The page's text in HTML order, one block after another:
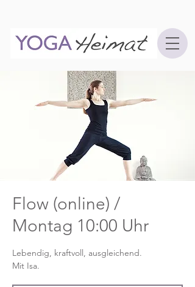
Flow (online) /
Montag 10:00 Uhr
Lebendig, kraftvoll, ausgleichend.
Mit Isa.